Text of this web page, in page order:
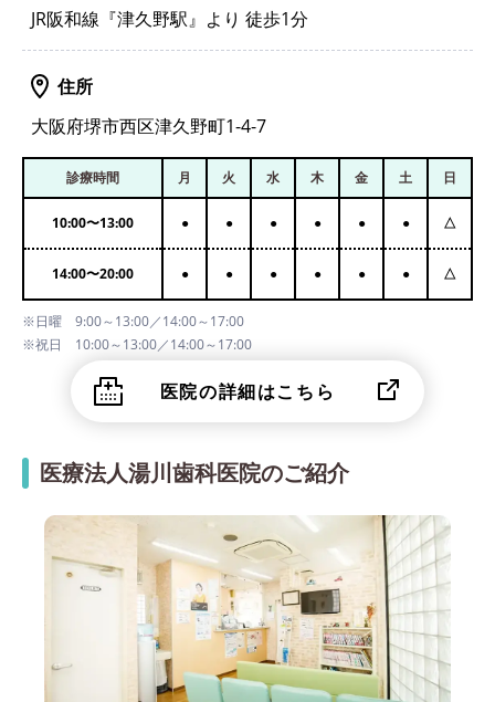
JR阪和線『津久野駅』より 徒歩1分
住所
大阪府堺市西区津久野町1-4-7
診療時間 月 火 水 木 金 土 日
10:00〜13:00 ● ● ● ● ● ● △
14:00〜20:00 ● ● ● ● ● ● △
※日曜 9:00～13:00／14:00～17:00
※祝日 10:00～13:00／14:00～17:00
医院の詳細はこちら
医療法人湯川歯科医院のご紹介